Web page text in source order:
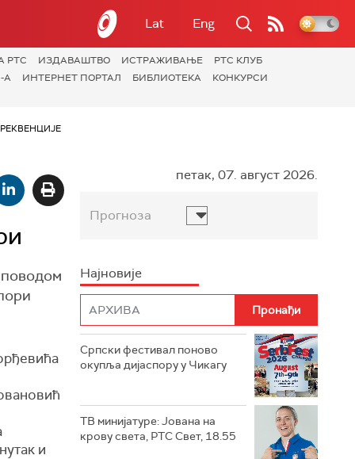
Lat Eng
РТС ИЗДАВАШТВО ИСТРАЖИВАЊЕ
РТС КЛУБ
А
ИНТЕРНЕТ ПОРТАЛ БИБЛИОТЕКА КОНКУРСИ
и
петак, 07. август 2026.
Прогноза
Најновије
Српски фестивал поново
окупља дијаспору у Чикагу
ТВ минијатуре: Јована на
крову света, РТС Свет, 18.55